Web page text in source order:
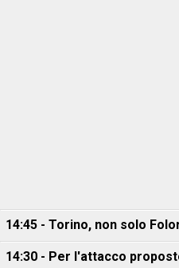
14:45 - Torino, non solo
14:30 - Per l'attacco